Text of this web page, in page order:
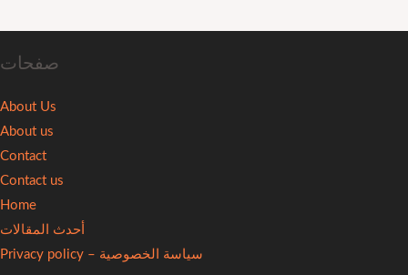
صفحات
About Us
About us
Contact
Contact us
Home
أحدث المقالات
سياسة الخصوصية – Privacy policy